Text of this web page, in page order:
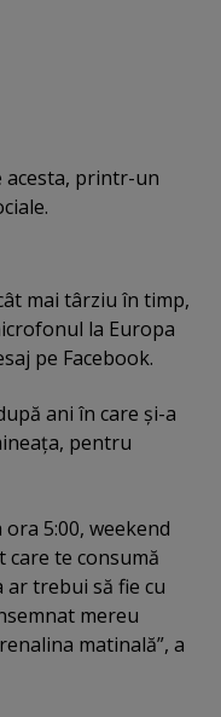
acesta, printr-un
mai târziu în timp,
la Europa
pe Facebook.
ani în care şi-a
pentru
5:00, weekend
care te consumă
ar trebui să fie cu
mereu
matinală”, a